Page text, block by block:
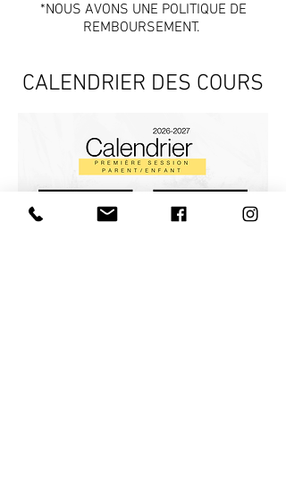
*NOUS AVONS UNE POLITIQUE DE
REMBOURSEMENT.
CALENDRIER DES COURS